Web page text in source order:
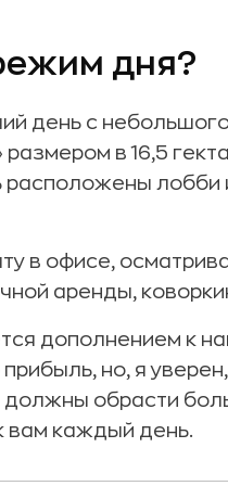
дня?
день с
размером в 16,5
расположены лобби
в офисе,
аренды,
дополнением к
но, я
должны обрасти
вам каждый день.